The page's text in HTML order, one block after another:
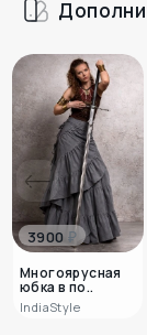
3900 ₽
Многоярусная
юбка в по..
IndiaStyle